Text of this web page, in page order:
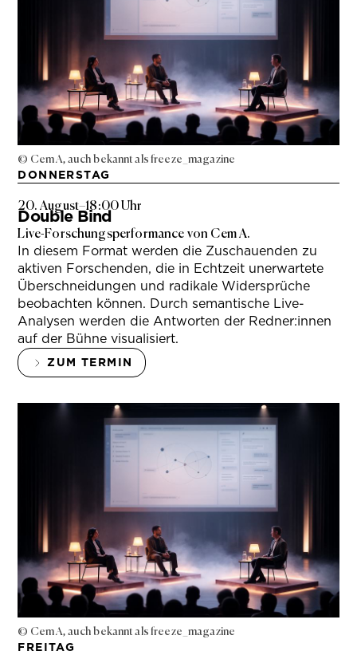
© Cem A, auch bekannt als freeze_magazine
DONNERSTAG
20. August–18:00 Uhr
Double Bind
Live-Forschungsperformance von Cem A.
In diesem Format werden die Zuschauenden zu
aktiven Forschenden, die in Echtzeit unerwartete
Überschneidungen und radikale Widersprüche
beobachten können. Durch semantische Live-
Analysen werden die Antworten der Redner:innen
auf der Bühne visualisiert.
ZUM TERMIN
© Cem A, auch bekannt als freeze_magazine
FREITAG